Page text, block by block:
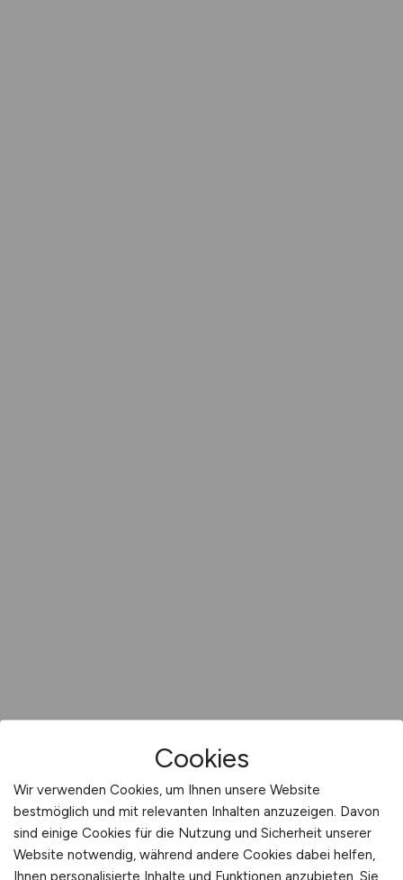
Cookies
Wir verwenden Cookies, um Ihnen unsere Website
bestmöglich und mit relevanten Inhalten anzuzeigen. Davon
sind einige Cookies für die Nutzung und Sicherheit unserer
Website notwendig, während andere Cookies dabei helfen,
Ihnen personalisierte Inhalte und Funktionen anzubieten. Sie